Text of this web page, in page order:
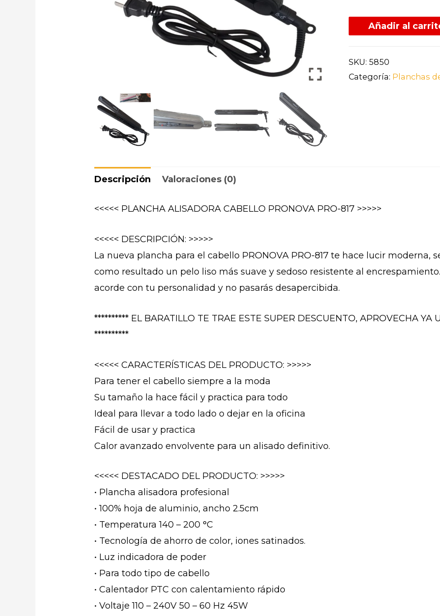
Añadir al
SKU: 5850
Categoría: Planchas
Descripción Valoraciones (0)
<<<<< PLANCHA ALISADORA CABELLO PRONOVA PRO-817 >>>>>
<<<<< DESCRIPCIÓN: >>>>>
La nueva plancha para el cabello PRONOVA PRO-817 te hace lucir moderna,
como resultado un pelo liso más suave y sedoso resistente al
acorde con tu personalidad y no pasarás desapercibida.
********** EL BARATILLO TE TRAE ESTE SUPER DESCUENTO, APROVECHA YA
**********
<<<<< CARACTERÍSTICAS DEL PRODUCTO: >>>>>
Para tener el cabello siempre a la moda
Su tamaño la hace fácil y practica para todo
Ideal para llevar a todo lado o dejar en la oficina
Fácil de usar y practica
Calor avanzado envolvente para un alisado definitivo.
<<<<< DESTACADO DEL PRODUCTO: >>>>>
• Plancha alisadora profesional
• 100% hoja de aluminio, ancho 2.5cm
• Temperatura 140 – 200 °C
• Tecnología de ahorro de color, iones satinados.
• Luz indicadora de poder
• Para todo tipo de cabello
• Calentador PTC con calentamiento rápido
• Voltaje 110 – 240V 50 – 60 Hz 45W